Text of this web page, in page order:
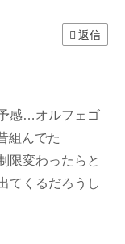
返信
感…オルフェゴ
組んでた
限変わったらと
てくるだろうし